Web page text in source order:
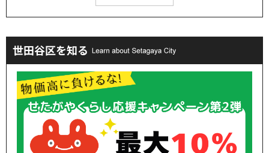
世田谷区を知る